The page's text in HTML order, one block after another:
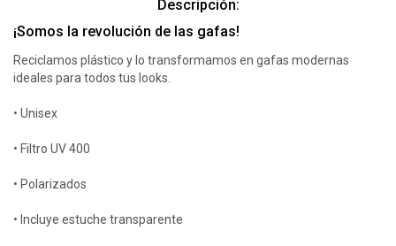
Descripción:
¡Somos la revolución de las gafas!
Reciclamos plástico y lo transformamos en gafas modernas
ideales para todos tus looks.
• Unisex
• Filtro UV 400
• Polarizados
• Incluye estuche transparente